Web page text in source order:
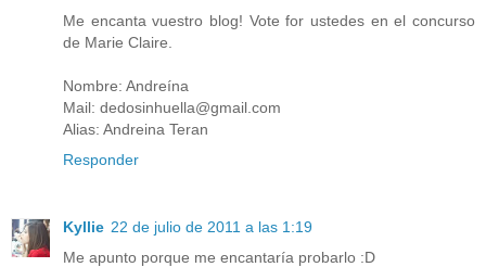
Me encanta vuestro blog! Vote for ustedes en el concurso
de Marie Claire.
Nombre: Andreína
Mail: dedosinhuella@gmail.com
Alias: Andreina Teran
Responder
Kyllie 22 de julio de 2011 a las 1:19
Me apunto porque me encantaría probarlo :D